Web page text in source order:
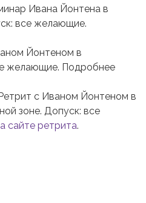
Ивана Йонтена в
все желающие.
Йонтеном в
желающие. Подробнее
с Иваном Йонтеном в
зоне. Допуск: все
сайте ретрита.